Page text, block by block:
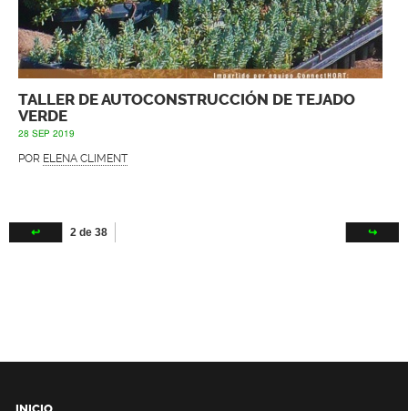
TALLER DE AUTOCONSTRUCCIÓN DE TEJADO
VERDE
28 SEP 2019
POR ELENA CLIMENT
↩ 2 de 38 ↪